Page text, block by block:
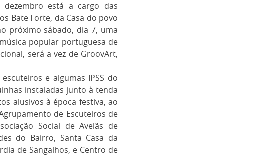
está a cargo das
Bate Forte, da Casa do povo
próximo sábado, dia 7, uma
popular portuguesa de
será a vez de GroovArt,
e algumas IPSS do
instaladas junto à tenda
alusivos à época festiva, ao
de Escuteiros de
Social de Avelãs de
do Bairro, Santa Casa da
de Sangalhos, e Centro de